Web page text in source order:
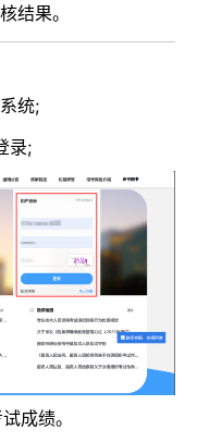
结果。
统;
录;
成绩。